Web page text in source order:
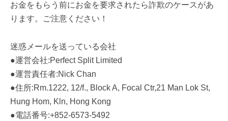
お金をもらう前にお金を要求されたら詐欺のケースがあ
ります。ご注意ください！
迷惑メールを送っている会社
●運営会社:Perfect Split Limited
●運営責任者:Nick Chan
●住所:Rm.1222, 12/f., Block A, Focal Ctr,21 Man Lok St,
Hung Hom, Kln, Hong Kong
●電話番号:+852-6573-5492